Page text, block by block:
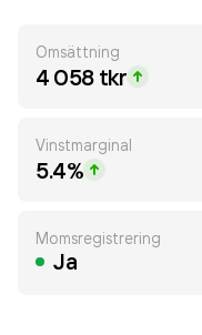
Omsättning
4 058 tkr
Vinstmarginal
5.4%
Momsregistrering
Ja